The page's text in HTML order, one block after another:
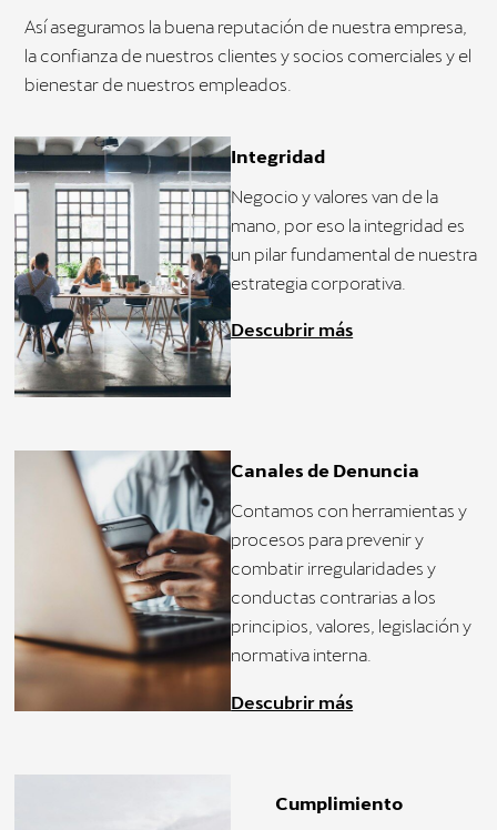
Así aseguramos la buena reputación de nuestra empresa,
la confianza de nuestros clientes y socios comerciales y el
bienestar de nuestros empleados.
Integridad
Negocio y valores van de la
mano, por eso la integridad es
un pilar fundamental de nuestra
estrategia corporativa.
Descubrir más
Canales de Denuncia
Contamos con herramientas y
procesos para prevenir y
combatir irregularidades y
conductas contrarias a los
principios, valores, legislación y
normativa interna.
Descubrir más
Cumplimiento